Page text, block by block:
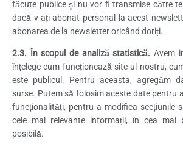
făcute publice şi nu vor fi transmise către
dacă v-ați abonat personal la acest
abonarea de la newsletter oricând doriți.
2.3. În scopul de analiză statistică. Avem
înțelege cum funcționează site-ul nostru,
este publicul. Pentru aceasta, agregăm
surse. Putem să folosim aceste date pentru
funcționalități, pentru a modifica secțiunile
cele mai relevante informații, în cea mai
posibilă.